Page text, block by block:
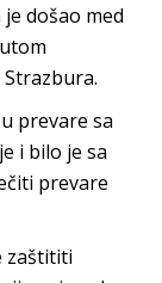
došao med
prevare sa
i bilo je sa
prevare
zaštititi